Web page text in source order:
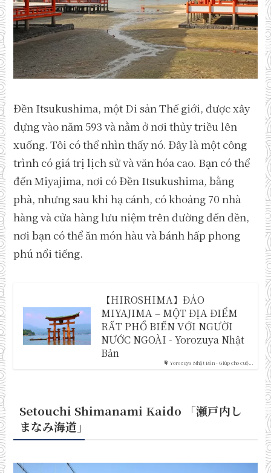
Đền Itsukushima, một Di sản Thế giới, được xây
dựng vào năm 593 và nằm ở nơi thủy triều lên
xuống. Tôi có thể nhìn thấy nó. Đây là một công
trình có giá trị lịch sử và văn hóa cao. Bạn có thể
đến Miyajima, nơi có Đền Itsukushima, bằng
phà, nhưng sau khi hạ cánh, có khoảng 70 nhà
hàng và cửa hàng lưu niệm trên đường đến đền,
nơi bạn có thể ăn món hàu và bánh hấp phong
phú nổi tiếng.
Yorozuya Nhật Bản - Giúp cho cuộ...
【HIROSHIMA】ĐẢO
MIYAJIMA – MỘT ĐỊA ĐIỂM
RẤT PHỔ BIẾN VỚI NGƯỜI
NƯỚC NGOÀI - Yorozuya Nhật
Bản
Setouchi Shimanami Kaido 「瀬戸内し
まなみ海道 」